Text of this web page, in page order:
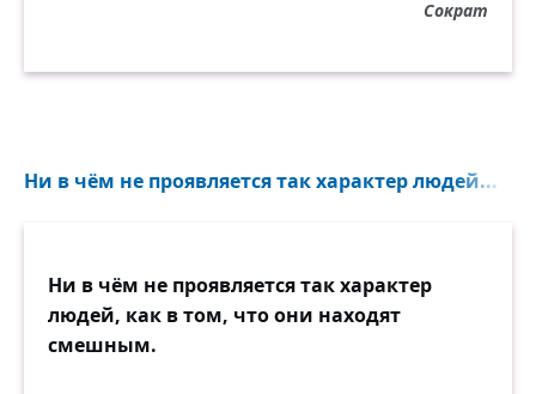
Сократ
Ни в чём не проявляется так характер людей...
Ни в чём не проявляется так характер
людей, как в том, что они находят
смешным.